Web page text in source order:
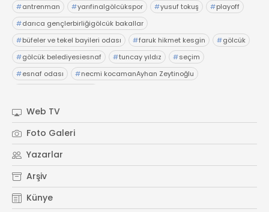
#antrenman #yarıfinalgölcükspor #yusuf tokuş #playoff
#darıca gençlerbirliğigölcük bakallar
#büfeler ve tekel bayileri odası #faruk hikmet kesgin #gölcük
#gölcük belediyesiesnaf #tuncay yıldız #seçim
#esnaf odası #necmi kocamanAyhan Zeytinoğlu
Web TV
Foto Galeri
Yazarlar
Arşiv
Künye